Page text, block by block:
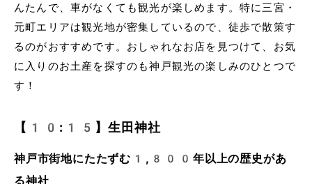
んたんで、車がなくても観光が楽しめます。特に三宮・
元町エリアは観光地が密集しているので、徒歩で散策す
るのがおすすめです。おしゃれなお店を見つけて、お気
に入りのお土産を探すのも神戸観光の楽しみのひとつで
す！
【10:15】生田神社
神戸市街地にたたずむ1,800年以上の歴史があ
る神社